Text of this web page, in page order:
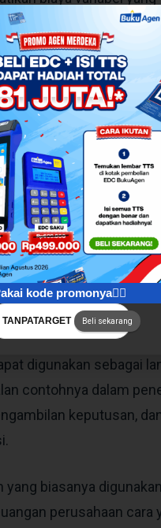
dengan total biaya
sebuah perusahaan.
kontribusi, maka
memisahkan biaya tetap
keuntungan yang
akan
akan dijual di keadaan
atau break even point
studi kelayakan
digunakan sebagai
contohnya dalam
keputusan,
yang biasanya
perusahaan cara
kode promonya👇🏻
TANPATARGET Beli sekarang